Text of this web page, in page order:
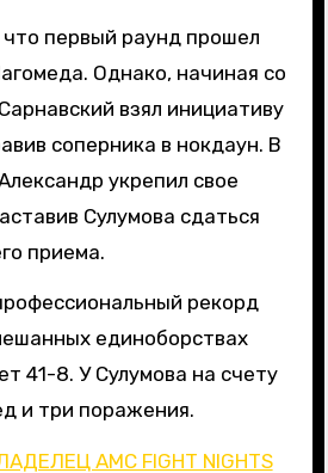
первый раунд прошел
Однако, начиная со
взял инициативу
соперника в нокдаун. В
укрепил свое
Сулумова сдаться
приема.
рекорд
единоборствах
41-8. У Сулумова на счету
и три поражения.
AMC FIGHT NIGHTS